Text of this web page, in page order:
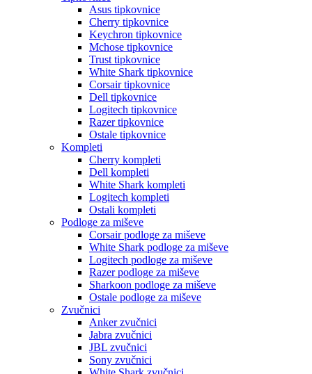
Asus tipkovnice
Cherry tipkovnice
Keychron tipkovnice
Mchose tipkovnice
Trust tipkovnice
White Shark tipkovnice
Corsair tipkovnice
Dell tipkovnice
Logitech tipkovnice
Razer tipkovnice
Ostale tipkovnice
Kompleti
Cherry kompleti
Dell kompleti
White Shark kompleti
Logitech kompleti
Ostali kompleti
Podloge za miševe
Corsair podloge za miševe
White Shark podloge za miševe
Logitech podloge za miševe
Razer podloge za miševe
Sharkoon podloge za miševe
Ostale podloge za miševe
Zvučnici
Anker zvučnici
Jabra zvučnici
JBL zvučnici
Sony zvučnici